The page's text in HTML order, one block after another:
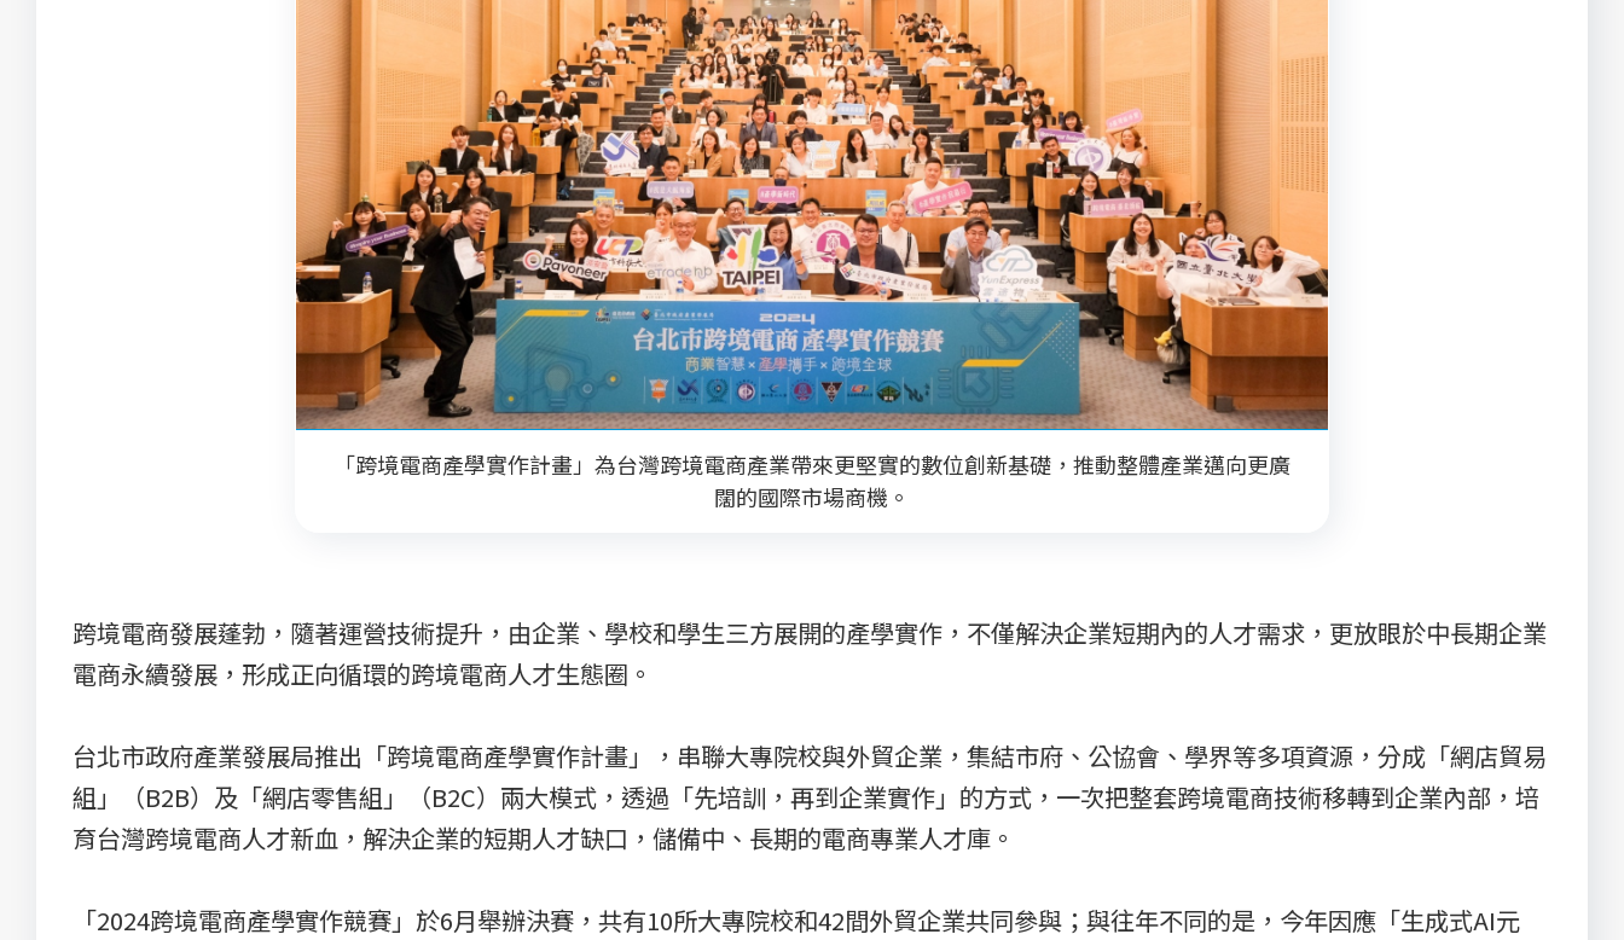
「跨境電商產學實作計畫」為台灣跨境電商產業帶來更堅實的數位創新基礎，推動整體產業邁向更廣
闊的國際市場商機。
跨境電商發展蓬勃，隨著運營技術提升，由企業、學校和學生三方展開的產學實作，不僅解決企業短期內的人才需求，更放眼於中長期企業
電商永續發展，形成正向循環的跨境電商人才生態圈。
台北市政府產業發展局推出「跨境電商產學實作計畫」，串聯大專院校與外貿企業，集結市府、公協會、學界等多項資源，分成「網店貿易
組」（B2B）及「網店零售組」（B2C）兩大模式，透過「先培訓，再到企業實作」的方式，一次把整套跨境電商技術移轉到企業內部，培
育台灣跨境電商人才新血，解決企業的短期人才缺口，儲備中、長期的電商專業人才庫。
「2024跨境電商產學實作競賽」於6月舉辦決賽，共有10所大專院校和42間外貿企業共同參與；與往年不同的是，今年因應「生成式AI元